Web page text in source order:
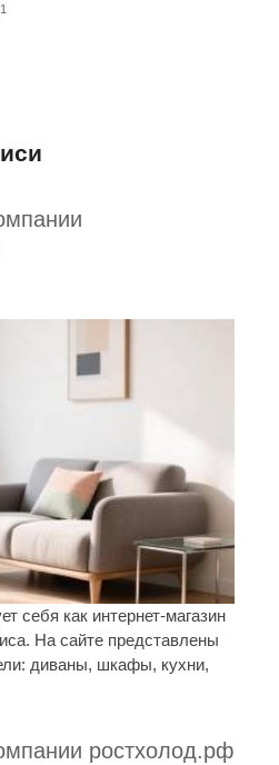
1
себя как интернет-магазин
На сайте представлены
диваны, шкафы, кухни,
ростхолод.рф